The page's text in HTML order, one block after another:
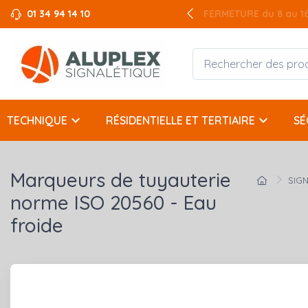
01 34 94 14 10 FERMETURE du 8
TECHNIQUE keyboard_arrow_down RÉSIDENTIELLE ET TERTIAIRE keyboard_arrow_down
Marqueurs de tuyauterie
norme ISO 20560 - Eau
froide